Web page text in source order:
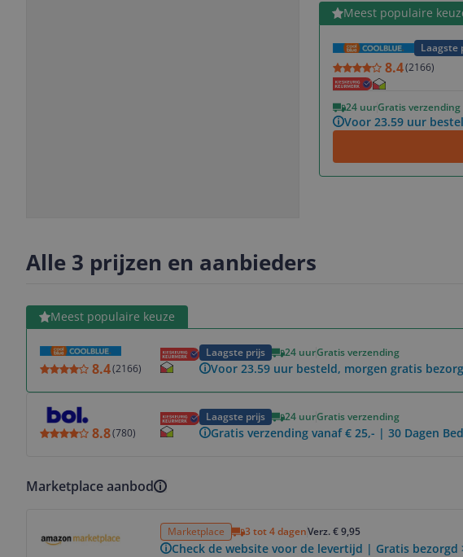
Meest populaire
Laagste
8.4(2166)
24 uurGratis verzending
Voor 23.59 uur
Bekijk product
Alle 3 prijzen en aanbieders
Meest populaire keuze
8.4(2166)
Laagste prijs 24 uurGratis verzending
Voor 23.59 uur besteld, morgen gratis
Bekijk product
8.8(780)
Laagste prijs 24 uurGratis verzending
Gratis verzending vanaf € 25,- | 30 Dagen
Marketplace aanbod
Marketplace 3 tot 4 dagenVerz. € 9,95
Check de website voor de levertijd | Gratis bezorgd